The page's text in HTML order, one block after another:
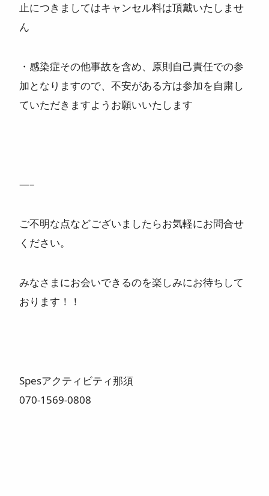
止につきましてはキャンセル料は頂戴いたしませ
ん
・感染症その他事故を含め、原則自己責任での参
加となりますので、不安がある方は参加を自粛し
ていただきますようお願いいたします
—–
ご不明な点などございましたらお気軽にお問合せ
ください。
みなさまにお会いできるのを楽しみにお待ちして
おります！！
Spesアクティビティ那須
070-1569-0808